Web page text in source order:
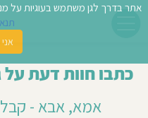
כתבו חוות דעת על
אמא, אבא -
אתר בדרך לגן משתמש בעוגיות על